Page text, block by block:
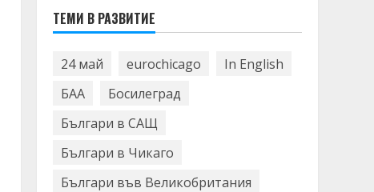
ТЕМИ В РАЗВИТИЕ
24 май eurochicago
In English
БАА
Босилеград
Българи в САЩ
Българи в Чикаго
Българи във Великобритания